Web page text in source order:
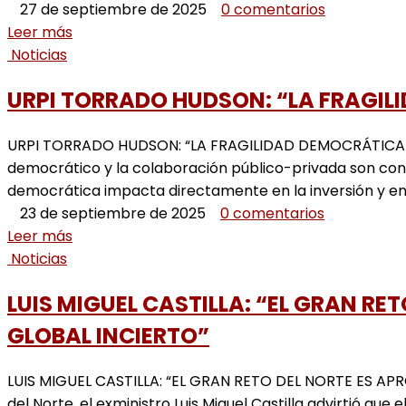
27 de septiembre de 2025
0 comentarios
Leer más
Noticias
URPI TORRADO HUDSON: “LA
URPI TORRADO HUDSON: “LA FRAGILIDAD
democrático y la colaboración público-privada son
democrática impacta directamente en la inversión y
23 de septiembre de 2025
0 comentarios
Leer más
Noticias
LUIS MIGUEL CASTILLA: “EL GRAN
GLOBAL INCIERTO”
LUIS MIGUEL CASTILLA: “EL GRAN RETO DEL NORTE